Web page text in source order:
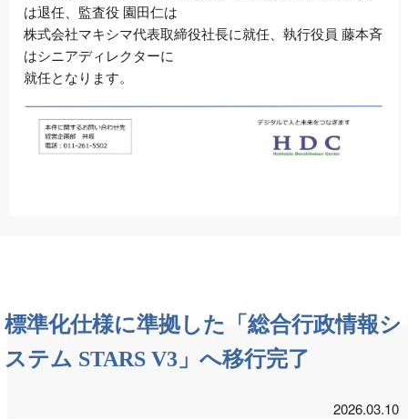
は退任、監査役 園田仁は
株式会社マキシマ代表取締役社長に就任、執行役員 藤本斉
はシニアディレクターに
就任となります。
標準化仕様に準拠した「総合行政情報シ
ステム STARS V3」へ移行完了
2026.03.10